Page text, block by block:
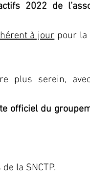
2022 de
à jour pour la
plus serein,
officiel du
la SNCTP.